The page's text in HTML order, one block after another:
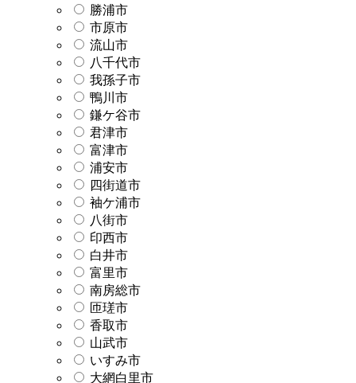
勝浦市
市原市
流山市
八千代市
我孫子市
鴨川市
鎌ケ谷市
君津市
富津市
浦安市
四街道市
袖ケ浦市
八街市
印西市
白井市
富里市
南房総市
匝瑳市
香取市
山武市
いすみ市
大網白里市